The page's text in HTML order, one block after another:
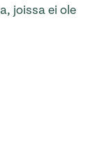
joissa ei ole